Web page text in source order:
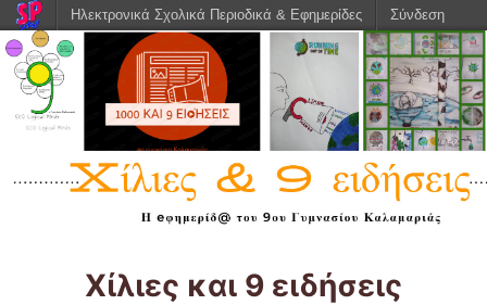
Χίλιες και 9 ειδήσεις
Ηλεκτρονικά Σχολικά Περιοδικά & Εφημερίδες Σύνδεση